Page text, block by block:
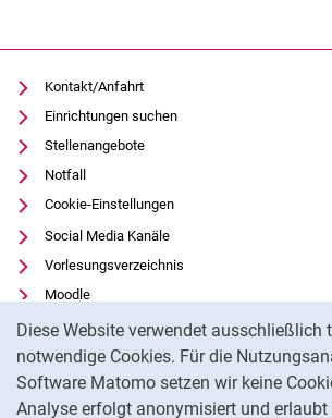
Diese Website verwendet ausschließlich
notwendige Cookies. Für die
Software Matomo setzen wir keine
Analyse erfolgt anonymisiert und erlaubt
Kontakt/Anfahrt
Einrichtungen suchen
Stellenangebote
Notfall
Cookie-Einstellungen
Social Media Kanäle
Vorlesungsverzeichnis
Moodle
Panopto
Universitätsbibliothek
Datenschutz
Barrierefreiheit